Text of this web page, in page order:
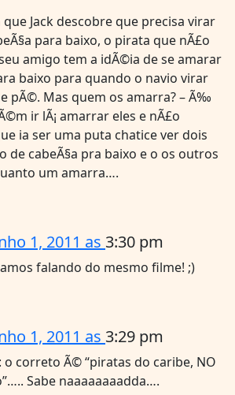
que Jack descobre que precisa virar
para baixo, o pirata que nÃ£o
amigo tem a idÃ©ia de se amarar
baixo para quando o navio virar
pÃ©. Mas quem os amarra? – Ã‰
ir lÃ¡ amarrar eles e nÃ£o
ia ser uma puta chatice ver dois
de cabeÃ§a pra baixo e o os outros
um amarra….
1, 2011 as 3:30 pm
falando do mesmo filme! ;)
1, 2011 as 3:29 pm
correto Ã© “piratas do caribe, NO
Sabe naaaaaaaadda….